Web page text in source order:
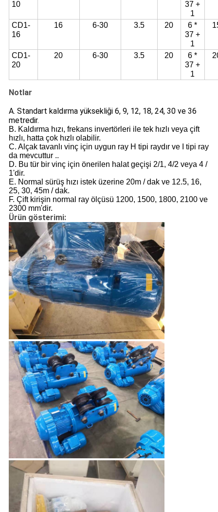
10
37 +
1
CD1-
16
16 6-30 3.5 20
6 *
37 +
1
CD1-
20
20 6-30 3.5 20
6 *
37 +
1
Notlar
A. Standart kaldırma yüksekliği 6, 9, 12, 18, 24, 30 ve 36
metredir.
B. Kaldırma hızı, frekans invertörleri ile tek hızlı veya çift
hızlı, hatta çok hızlı olabilir.
C. Alçak tavanlı vinç için uygun ray H tipi raydır ve I tipi ray
da mevcuttur ..
D. Bu tür bir vinç için önerilen halat geçişi 2/1, 4/2 veya 4 /
1'dir.
E. Normal sürüş hızı istek üzerine 20m / dak ve 12.5, 16,
25, 30, 45m / dak.
F. Çift kirişin normal ray ölçüsü 1200, 1500, 1800, 2100 ve
2300 mm'dir.
Ürün gösterimi: